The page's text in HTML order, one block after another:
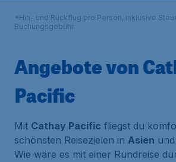
*Hin- und Rückflug pro Person, inklusive
Buchungsgebühr.
Angebote von
Pacific
Mit Cathay Pacific fliegst du
schönsten Reisezielen in Asien
Wie wäre es mit einer Rundreise